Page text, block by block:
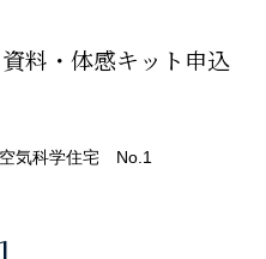
資料・体感キット申込
気科学住宅 No.1